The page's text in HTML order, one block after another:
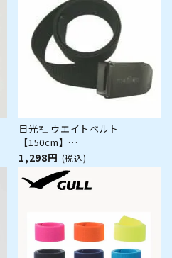
日光社 ウエイトベルト
【150cm】
【バックル別売】
[804390160200]
1,298円 (税込)